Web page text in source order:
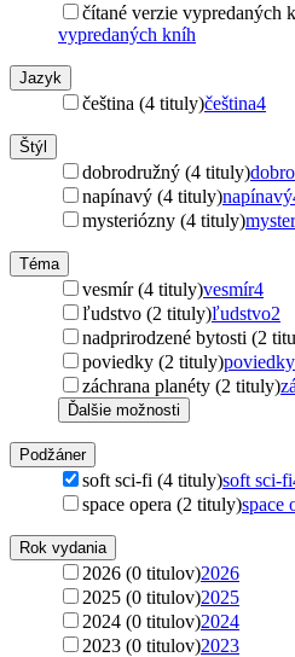
čítané verzie vypredaných
vypredaných kníh
Jazyk
čeština (4 tituly)čeština4
Štýl
dobrodružný (4 tituly)
napínavý (4 tituly)napínavý
mysteriózny (4 tituly)
Téma
vesmír (4 tituly)vesmír4
ľudstvo (2 tituly)ľudstvo2
nadprirodzené bytosti (2
poviedky (2 tituly)poviedky
záchrana planéty (2 tituly)
Ďalšie možnosti
Podžáner
soft sci-fi (4 tituly)soft sci-fi
space opera (2 tituly)space
Rok vydania
2026 (0 titulov)2026
2025 (0 titulov)2025
2024 (0 titulov)2024
2023 (0 titulov)2023